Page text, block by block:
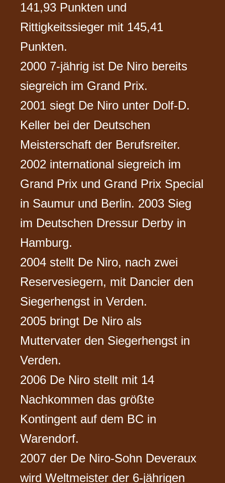
141,93 Punkten und
Rittigkeitssieger mit 145,41
Punkten.
2000 7-jährig ist De Niro bereits
siegreich im Grand Prix.
2001 siegt De Niro unter Dolf-D.
Keller bei der Deutschen
Meisterschaft der Berufsreiter.
2002 international siegreich im
Grand Prix und Grand Prix Special
in Saumur und Berlin. 2003 Sieg
im Deutschen Dressur Derby in
Hamburg.
2004 stellt De Niro, nach zwei
Reservesiegern, mit Dancier den
Siegerhengst in Verden.
2005 bringt De Niro als
Muttervater den Siegerhengst in
Verden.
2006 De Niro stellt mit 14
Nachkommen das größte
Kontingent auf dem BC in
Warendorf.
2007 der De Niro-Sohn Deveraux
wird Weltmeister der 6-jährigen